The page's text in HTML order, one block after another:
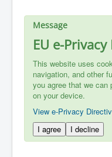
Message
EU e-
This website uses
navigation, and other
you agree that we
on your device.
View e-Privacy
I agree
I decline